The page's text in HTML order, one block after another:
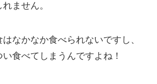
ません。
なかなか食べられないですし、
食べてしまうんですよね！